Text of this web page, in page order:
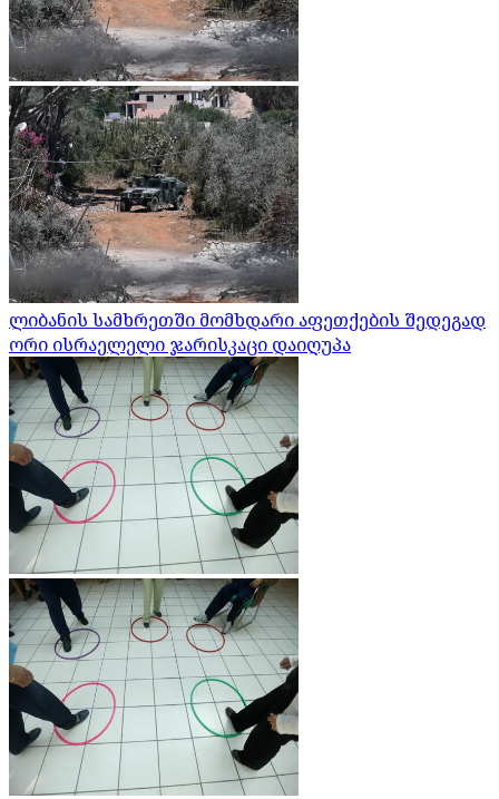
ლიბანის სამხრეთში მომხდარი აფეთქების შედეგად
ორი ისრაელელი ჯარისკაცი დაიღუპა